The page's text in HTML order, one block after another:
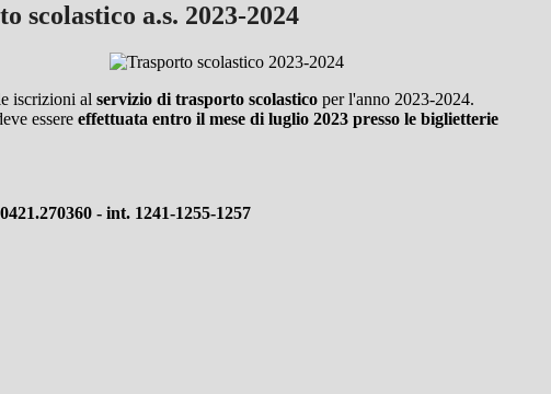
scolastico a.s. 2023-2024
iscrizioni al servizio di trasporto scolastico per l'anno 2023-2024.
essere effettuata entro il mese di luglio 2023 presso le biglietterie
0421.270360 - int. 1241-1255-1257